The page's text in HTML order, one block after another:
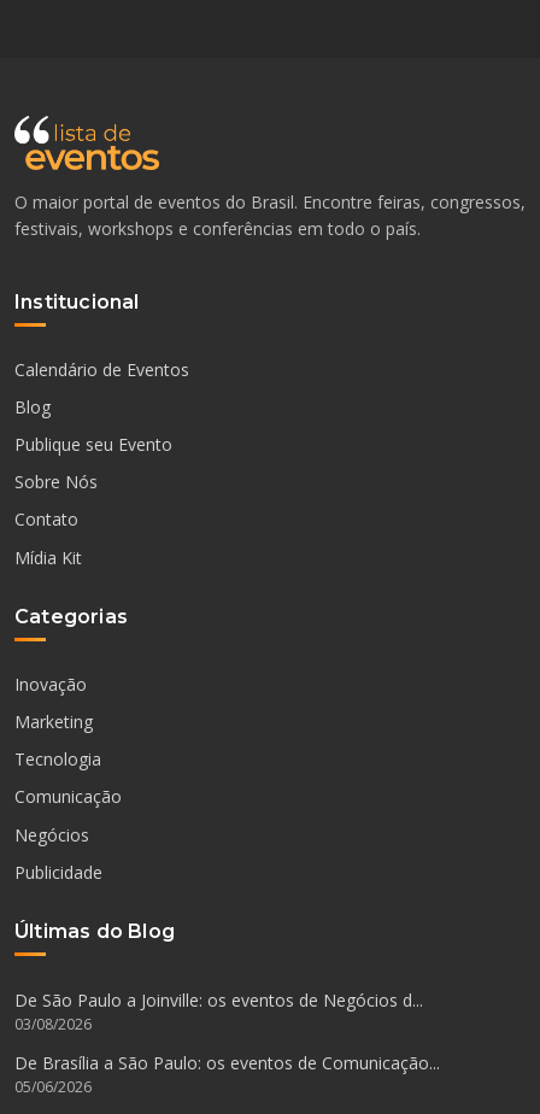
O maior portal de eventos do Brasil. Encontre feiras, congressos,
festivais, workshops e conferências em todo o país.
Institucional
Calendário de Eventos
Blog
Publique seu Evento
Sobre Nós
Contato
Mídia Kit
Categorias
Inovação
Marketing
Tecnologia
Comunicação
Negócios
Publicidade
Últimas do Blog
De São Paulo a Joinville: os eventos de Negócios d...
03/08/2026
De Brasília a São Paulo: os eventos de Comunicação...
05/06/2026